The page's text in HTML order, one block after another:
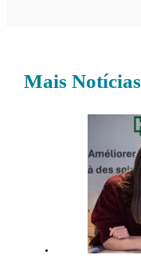
Mais Notícias